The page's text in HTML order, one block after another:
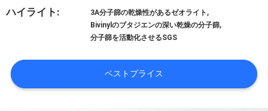
私
ち
に
ハイライト: 3A分子篩の乾燥性があるゼオライト ,
Bivinylのブタジエンの深い乾燥の分子篩,
分子篩を活動化させるSGS
ベストプライス